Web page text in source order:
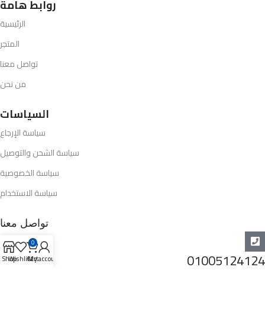
روابط هامة
الرئيسية
المتجر
تواصل معنا
من نحن
السياسات
سياسة الإرجاع
سياسة الشحن والتوصيل
سياسة الخصوصية
سياسة الاستخدام
تواصل معنا
01005124124
ShopWishlist
0
Cart
My account